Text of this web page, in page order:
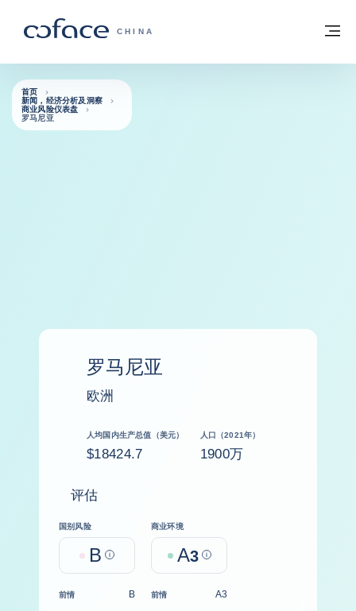
科法斯：携手共创安全贸易 - 首页
CHINA
返回首页
首页
新闻，经济分析及洞察
商业风险仪表盘
罗马尼亚
罗马尼亚
欧洲
人均国内生产总值（美元）
$18424.7
人口（2021年）
1900万
评估
国别风险
B Help
商业环境
A3 Help
前情 B 前情 A3